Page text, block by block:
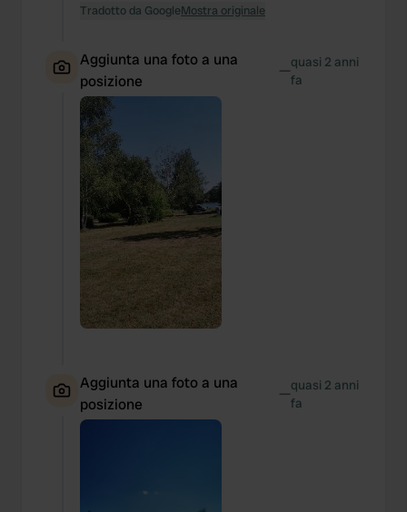
Tradotto da GoogleMostra originale
Aggiunta una foto a una
posizione
—quasi 2 anni
fa
Aggiunta una foto a una
posizione
—quasi 2 anni
fa